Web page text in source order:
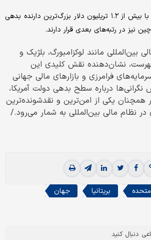
بر اساس این آمار، ژاپن با بیش از ۱.۲ تریلیون دلار بزرگ‌ترین دارنده بدهی
نیز در رتبه‌های بعدی قرار دارند.
بین‌المللی مانند لوکزامبورگ، بلژیک و
نشان‌دهنده نقش کلیدی این
فرامرزی و بازارهای مالی جهانی
درباره سطح بدهی دولت آمریکا،
همچنان یکی از امن‌ترین و نقدشونده‌ترین
در نظام مالی بین‌المللی به شمار می‌رود./
متحده بریتانیا
جهان
دنبال کنید